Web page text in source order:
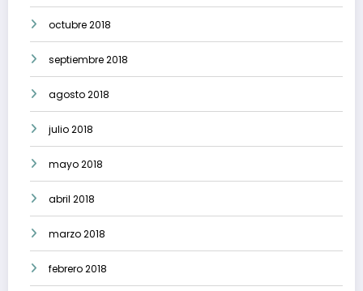
octubre 2018
septiembre 2018
agosto 2018
julio 2018
mayo 2018
abril 2018
marzo 2018
febrero 2018